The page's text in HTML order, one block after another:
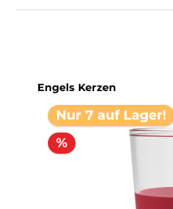
Produktgalerie überspringen
Engels Kerzen
Nur 7 auf Lager!
%